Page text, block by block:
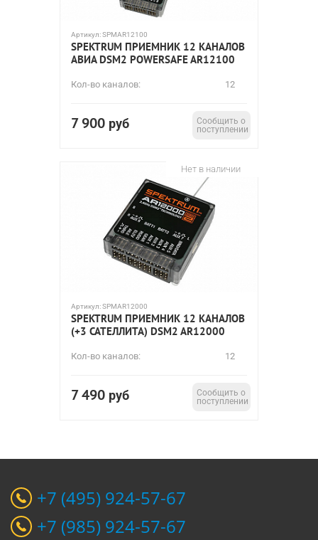
Артикул:SPMAR12100
SPEKTRUM ПРИЕМНИК 12 КАНАЛОВ
АВИА DSM2 POWERSAFE AR12100
Кол-во каналов: 12
7 900 руб
Сообщить о
поступлении
Нет в наличии
Артикул:SPMAR12000
SPEKTRUM ПРИЕМНИК 12 КАНАЛОВ
(+3 САТЕЛЛИТА) DSM2 AR12000
Кол-во каналов: 12
7 490 руб
Сообщить о
поступлении
+7 (495) 924-57-67
+7 (985) 924-57-67